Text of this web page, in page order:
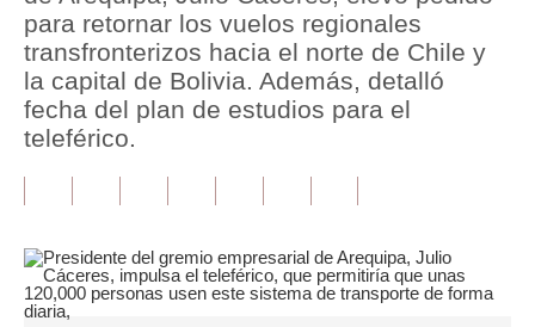
Inmobiliarias
Plus G
Opinión
Editorial
Blogs
Tendencias
para retornar los vuelos regionales
transfronterizos hacia el norte de Chile y
la capital de Bolivia. Además, detalló
fecha del plan de estudios para el
teleférico.